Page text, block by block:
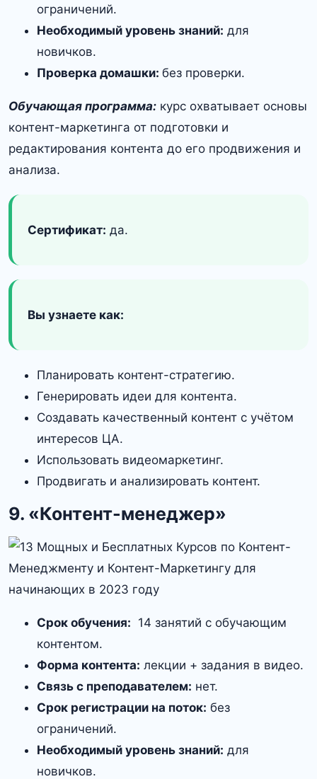
ограничений.
Необходимый уровень знаний: для
новичков.
Проверка домашки: без проверки.
Обучающая программа: курс охватывает основы
контент-маркетинга от подготовки и
редактирования контента до его продвижения и
анализа.
Сертификат: да.
Вы узнаете как:
Планировать контент-стратегию.
Генерировать идеи для контента.
Создавать качественный контент с учётом
интересов ЦА.
Использовать видеомаркетинг.
Продвигать и анализировать контент.
9. «Контент-менеджер»
Срок обучения: 14 занятий с обучающим
контентом.
Форма контента: лекции + задания в видео.
Связь с преподавателем: нет.
Срок регистрации на поток: без
ограничений.
Необходимый уровень знаний: для
новичков.